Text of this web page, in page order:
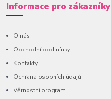
Informace pro zákazníky
O nás
Obchodní podmínky
Kontakty
Ochrana osobních údajů
Věrnostní program